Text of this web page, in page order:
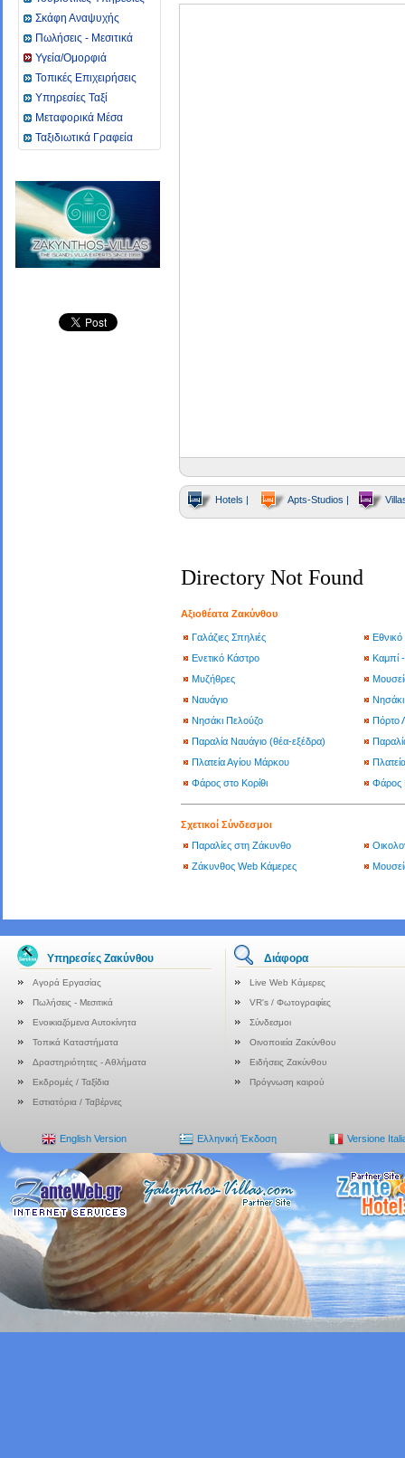
Σκάφη Αναψυχής
Πωλήσεις - Μεσιτικά
Υγεία/Ομορφιά
Toπικές Επιχειρήσεις
Υπηρεσίες Ταξί
Μεταφορικά Μέσα
Ταξιδιωτικά Γραφεία
Hotels | Apts-Studios |
Directory Not Found
Αξιοθέατα Ζακύνθου
Γαλάζιες Σπηλιές
Ενετικό Κάστρο
Καμπί
Μυζήθρες
Ναυάγιο
Νησάκι Πελούζο
Πόρτο
Παραλία Ναυάγιο (θέα-εξέδρα)
Πλατεία Αγίου Μάρκου
Φάρος στο Κορίθι
Φάρος
Σχετικοί Σύνδεσμοι
Παραλίες στη Ζάκυνθο
Ζάκυνθος Web Κάμερες
Υπηρεσίες Ζακύνθου Διάφορα
Αγορά Εργασίας
Live Web Κάμερες
Πωλήσεις - Μεσιτικά
VR's / Φωτογραφίες
Ενοικιαζόμενα Αυτοκίνητα
Σύνδεσμοι
Τοπικά Καταστήματα
Οινοποιεία Ζακύνθου
Δραστηριότητες - Αθλήματα
Ειδήσεις Ζακύνθου
Εκδρομές / Ταξίδια
Πρόγνωση καιρού
Εστιατόρια / Ταβέρνες
English Version Ελληνική Έκδοση Versione